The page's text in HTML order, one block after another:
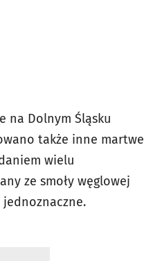
na Dolnym Śląsku
także inne martwe
wielu
ze smoły węglowej